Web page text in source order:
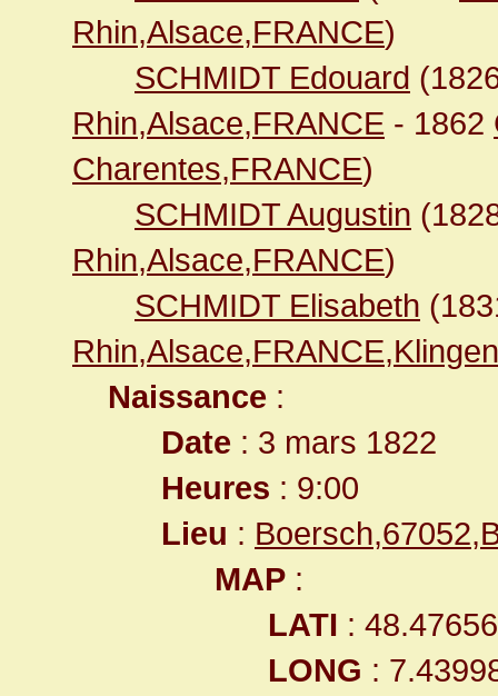
Rhin,Alsace,FRANCE)
SCHMIDT Edouard
Rhin,Alsace,FRANCE - 1862
Charentes,FRANCE)
SCHMIDT Augustin
Rhin,Alsace,FRANCE)
SCHMIDT Elisabeth
Naissance :
Date : 3 mars 1822
Heures : 9:00
Lieu :
MAP :
LATI :
LONG :